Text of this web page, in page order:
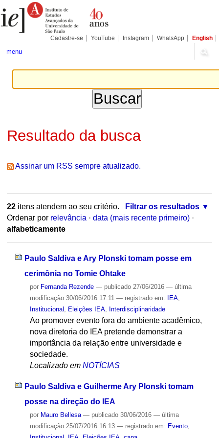
para
conteúdo.
Pessoais
Cadastre-se YouTube Instagram WhatsApp English
menu
Resultado da busca
Assinar um RSS sempre atualizado.
22itens atendem ao seu critério.
Filtrar os resultados
Ordenar por relevância · data (mais recente primeiro) ·
alfabeticamente
Paulo Saldiva e Ary Plonski tomam posse em
cerimônia no Tomie Ohtake
por Fernanda Rezende — publicado27/06/2016 — última
modificação30/06/2016 17:11 — registrado em: IEA,
Institucional
Eleições IEA, Interdisciplinaridade
Ao promover evento fora do ambiente acadêmico,
nova diretoria do IEA pretende demonstrar a
importância da relação entre universidade e
sociedade.
Localizado em NOTÍCIAS
Paulo Saldiva e Guilherme Ary Plonski tomam
posse na direção do IEA
por Mauro Bellesa — publicado30/06/2016 — última
modificação25/07/2016 16:13 — registrado em: Evento,